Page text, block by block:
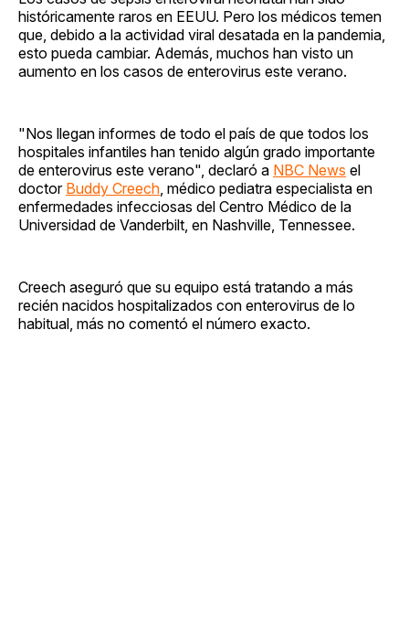
históricamente raros en EEUU. Pero los médicos temen
que, debido a la actividad viral desatada en la pandemia,
esto pueda cambiar. Además, muchos han visto un
aumento en los casos de enterovirus este verano.
"Nos llegan informes de todo el país de que todos los
hospitales infantiles han tenido algún grado importante
de enterovirus este verano", declaró a NBC News el
doctor Buddy Creech , médico pediatra especialista en
enfermedades infecciosas del Centro Médico de la
Universidad de Vanderbilt, en Nashville, Tennessee.
Creech aseguró que su equipo está tratando a más
recién nacidos hospitalizados con enterovirus de lo
habitual, más no comentó el número exacto.